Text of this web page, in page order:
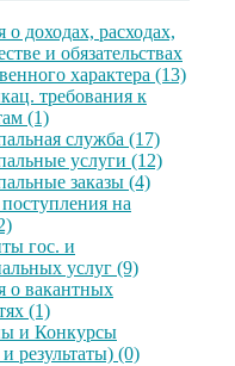
о доходах, расходах,
и обязательствах
характера (13)
требования к
(1)
служба (17)
услуги (12)
заказы (4)
на
гос. и
услуг (9)
о вакантных
(1)
и Конкурсы
результаты) (0)